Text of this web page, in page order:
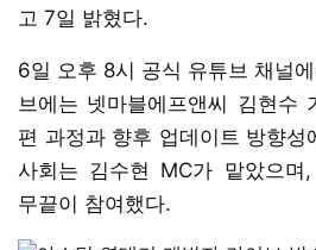
고 7일 밝혔다.
6일 오후 8시 공식 유튜브 채널
브에는 넷마블에프앤씨 김현수
편 과정과 향후 업데이트 방향성
사회는 김수현 MC가 맡았으며
무끝이 참여했다.